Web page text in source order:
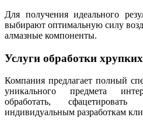
Для получения идеального
выбирают оптимальную силу
алмазные компоненты.
Услуги обработки
Компания предлагает полный
уникального предмета
обработать,
индивидуальным разработкам